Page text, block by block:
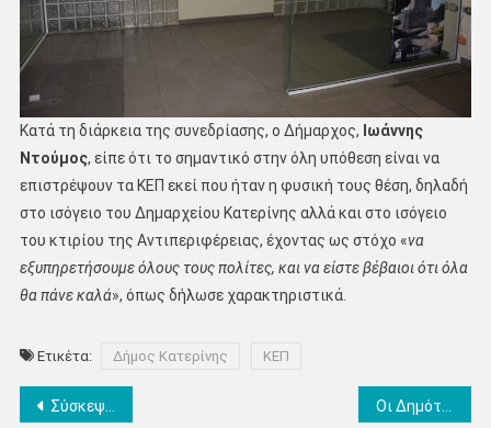
Κατά τη διάρκεια της συνεδρίασης, ο Δήμαρχος, ωάννης
Ντούμος, είπε ότι το σημαντικό στην όλη υπόθεση είναι να
επιστρέψουν τα ΚΕΠ εκεί που ήταν η φυσική τους θέση, δηλαδή
στο ισόγειο του Δημαρχείου Κατερίνης αλλά και στο ισόγειο
του κτιρίου της Αντιπεριφέρειας, έχοντας ως στόχο «να
εξυπηρετήσουμε όλους τους πολίτες, και να είστε βέβαιοι ότι όλα
θα πάνε καλά», όπως δήλωσε χαρακτηριστικά.
Ετικέτα: Δήμος Κατερίνης ΚΕΠ
Πλοήγηση
Σύσκεψη για την αναβάθμιση της λειτουργίας του Βιολογικού Καθαρισμού Κατερίνης Ι.Ντούμος: “Στόχος να υπάρξει άμεση και ταχύτατη αποκατάσταση”